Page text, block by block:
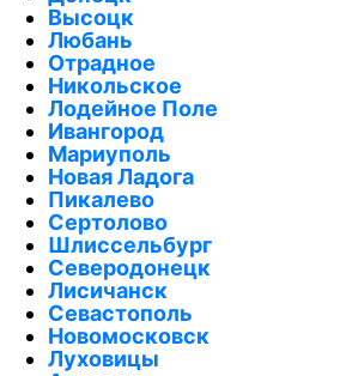
Высоцк
Любань
Отрадное
Никольское
Лодейное Поле
Ивангород
Мариуполь
Новая Ладога
Пикалево
Сертолово
Шлиссельбург
Северодонецк
Лисичанск
Севастополь
Новомосковск
Луховицы